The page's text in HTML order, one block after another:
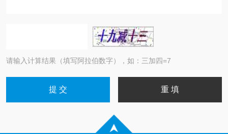
请输入计算结果（填写阿拉伯数字），如：三加四=7